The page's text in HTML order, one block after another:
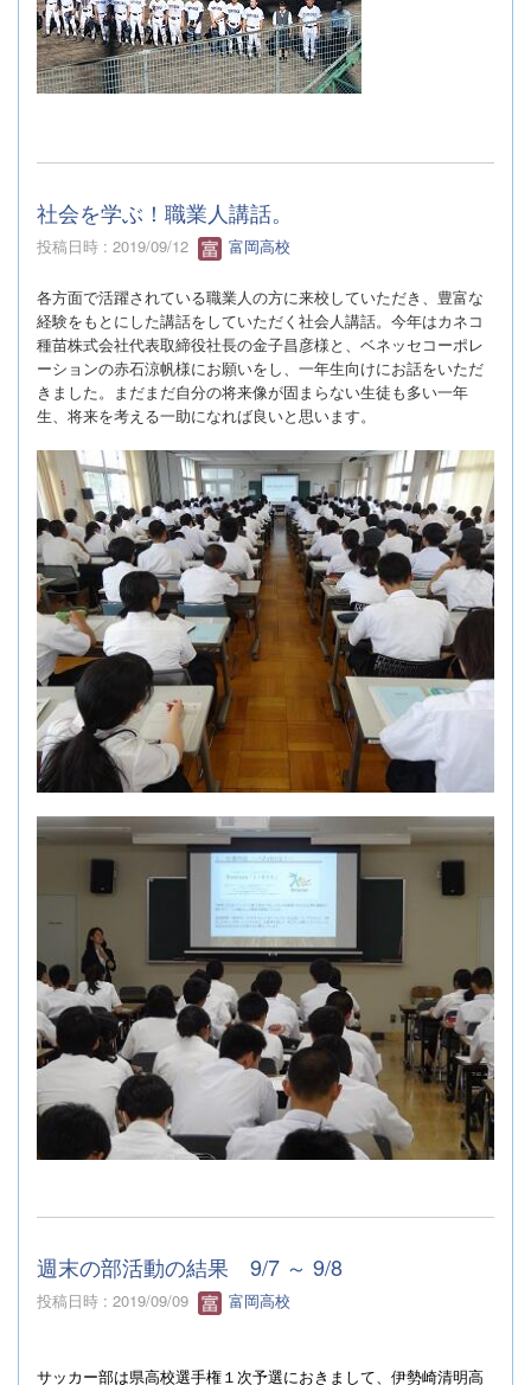
社会を学ぶ！職業人講話。
投稿日時 : 2019/09/12 富岡高校
各方面で活躍されている職業人の方に来校していただき、豊富な
経験をもとにした講話をしていただく社会人講話。今年はカネコ
種苗株式会社代表取締役社長の金子昌彦様と、ベネッセコーポレ
ーションの赤石涼帆様にお願いをし、一年生向けにお話をいただ
きました。まだまだ自分の将来像が固まらない生徒も多い一年
生、将来を考える一助になれば良いと思います。
週末の部活動の結果 9/7 ～ 9/8
投稿日時 : 2019/09/09 富岡高校
サッカー部は県高校選手権１次予選におきまして、伊勢崎清明高